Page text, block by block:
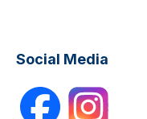
Social Media